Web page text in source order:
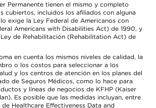
Permanente tienen el mismo y completo
cubiertos, incluidos los afiliados con alguna
exige la Ley Federal de Americanos con
Americans with Disabilities Act) de 1990, y
de Rehabilitación (Rehabilitation Act) de
en cuenta los mismos niveles de calidad, la
o los costos para seleccionar a los
y los centros de atención en los planes del
de Seguros Médicos, como lo hace para
y líneas de negocios de KFHP (Kaiser
Es posible que las medidas incluyan, entre
Healthcare Effectiveness Data and